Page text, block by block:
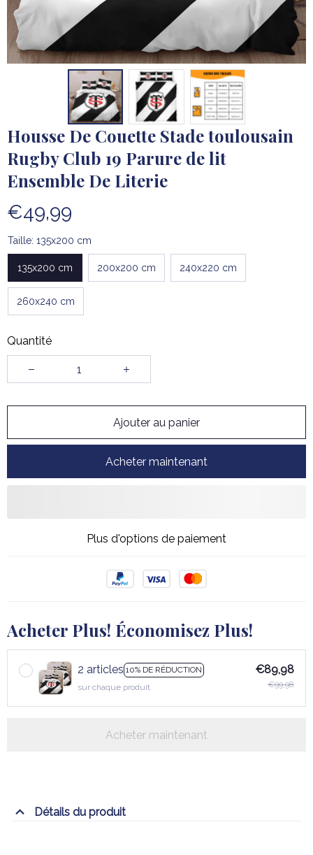
Housse De Couette Stade toulousain
Rugby Club 19 Parure de lit
Ensemble De Literie
€49,99
Taille: 135x200 cm
135x200 cm 200x200 cm 240x220 cm
260x240 cm
Quantité
Ajouter au panier
Acheter maintenant
Plus d'options de paiement
Acheter Plus! Économisez Plus!
2 articles 10% DE RÉDUCTION
sur chaque produit
€89,98
€99,98
Acheter maintenant
Détails du produit